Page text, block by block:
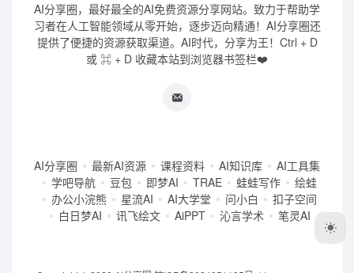
AI分享圈，最好最全的AI免费资源分享网站。致力于帮助学
习者在人工智能领域从零开始，逐步迈向精通！AI分享圈还
提供了便捷的资源获取渠道。AI时代，分享为王！Ctrl + D
或 ⌘ + D 收藏本站到浏览器书签栏❤️
AI分享圈 最新AI资源 课程资料 AI知识库
AI工具集
学吧导航
豆包 即梦AI TRAE 蛙蛙写作
绘蛙
办公小浣熊
星流AI AI大学堂 问小白
扣子空间
白日梦AI
讯飞绘文 AiPPT 沁言学术 笔灵AI